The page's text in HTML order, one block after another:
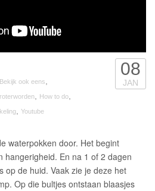
Bekijk ook eens
How to do
Youtube
08
JAN
waterpokken door. Het begint
hangerigheid. En na 1 of 2 dagen
op de huid. Vaak zie je deze het
Op die bultjes ontstaan blaasjes